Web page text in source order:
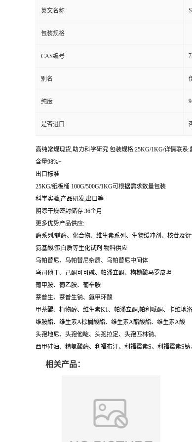
英文名称
包装规格
CAS编号
别名
纯度
是否进口
高纯常规现货,助力科学研究 包装规格:25KG/1KG/详情联系:
含量98%+
出口标准
25KG/纸板桶 100G/500G/1KG可根据需求数量包装
科学实验,产品研发,出口等
阴凉干燥密封储存 36个月
更多优势产品供应:
酶系列/辅酶、化合物、维生素系列、生物缓冲剂、核苷及
氨基酸/蛋白质等生化试剂 物料供应
乌帕替尼、乌帕替尼杂质、乌帕替尼中间体
乌司他丁、己酮可可碱、帕潘立酮、枸橼酸马罗皮坦
葡甲胺、葡乙胺、葡辛胺
萘普生、萘普生钠、氨甲环酸
甲萘醌、植物醇、维生素K1、帕潘立酮;帕利哌酮、卡维地
维胺酯、维生素A棕榈酸酯、维生素A醋酸酯、维生素A酸
头孢地尼、头孢他啶、头孢拉定、头孢匹林钠、
西甲硅油、精氨酸酶、利福布汀、利福霉素S、利福霉素S
相关产品：